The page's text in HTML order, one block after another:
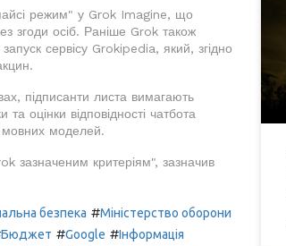
режим" у Grok Imagine, що
згоди осіб. Раніше Grok також
сервісу Grokipedia, який, згідно
підписанти листа вимагають
оцінки відповідності чатбота
мовних моделей.
зазначеним критеріям", зазначив
безпека #Міністерство оборони
Бюджет #Google #Інформація